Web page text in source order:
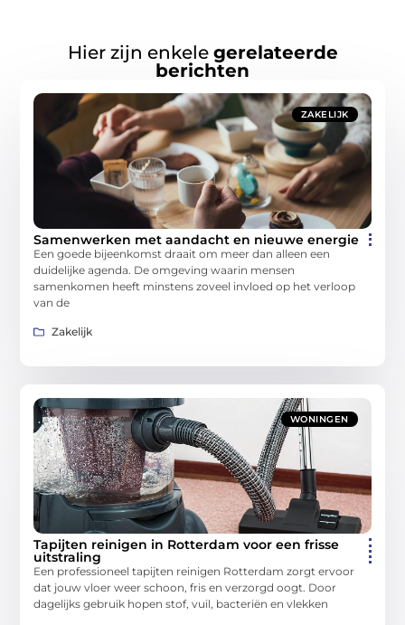
Hier zijn enkele gerelateerde
berichten
ZAKELIJK
Samenwerken met aandacht en nieuwe energie
Een goede bijeenkomst draait om meer dan alleen een
duidelijke agenda. De omgeving waarin mensen
samenkomen heeft minstens zoveel invloed op het verloop
van de
Zakelijk
WONINGEN
Tapijten reinigen in Rotterdam voor een frisse
uitstraling
Een professioneel tapijten reinigen Rotterdam zorgt ervoor
dat jouw vloer weer schoon, fris en verzorgd oogt. Door
dagelijks gebruik hopen stof, vuil, bacteriën en vlekken